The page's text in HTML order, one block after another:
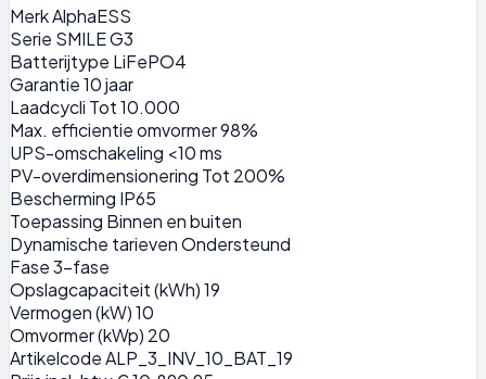
MerkAlphaESS
Serie SMILE G3
Batterijtype LiFePO4
Garantie10 jaar
Laadcycli Tot 10.000
Max. efficientie omvormer98%
UPS-omschakeling <10 ms
PV-overdimensionering Tot 200%
Bescherming IP65
Toepassing Binnen en buiten
Dynamische tarievenOndersteund
Fase3-fase
Opslagcapaciteit (kWh)19
Vermogen (kW)10
Omvormer (kWp) 20
ArtikelcodeALP_3_INV_10_BAT_19